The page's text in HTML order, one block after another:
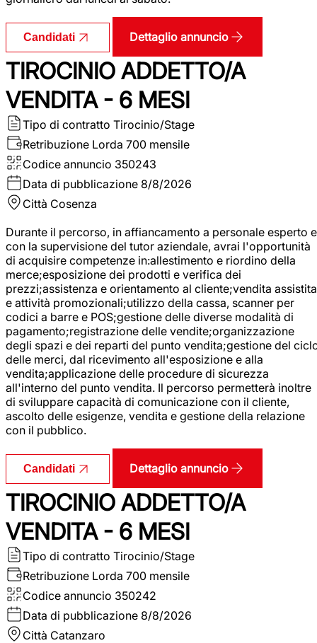
Candidati Dettaglio annuncio
TIROCINIO ADDETTO/A
VENDITA - 6 MESI
Tipo di contratto Tirocinio/Stage
Retribuzione Lorda 700 mensile
Codice annuncio 350243
Data di pubblicazione 8/8/2026
Città Cosenza
Durante il percorso, in affiancamento a personale esperto e
con la supervisione del tutor aziendale, avrai l'opportunità
di acquisire competenze in:allestimento e riordino della
merce;esposizione dei prodotti e verifica dei
prezzi;assistenza e orientamento al cliente;vendita assistita
e attività promozionali;utilizzo della cassa, scanner per
codici a barre e POS;gestione delle diverse modalità di
pagamento;registrazione delle vendite;organizzazione
degli spazi e dei reparti del punto vendita;gestione del
delle merci, dal ricevimento all'esposizione e alla
vendita;applicazione delle procedure di sicurezza
all'interno del punto vendita. Il percorso permetterà inoltre
di sviluppare capacità di comunicazione con il cliente,
ascolto delle esigenze, vendita e gestione della relazione
con il pubblico.
Candidati Dettaglio annuncio
TIROCINIO ADDETTO/A
VENDITA - 6 MESI
Tipo di contratto Tirocinio/Stage
Retribuzione Lorda 700 mensile
Codice annuncio 350242
Data di pubblicazione 8/8/2026
Città Catanzaro